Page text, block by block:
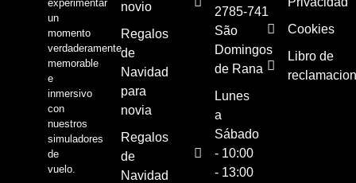
experimentar
un
momento
verdaderamente
memorable
e
inmersivo
con
nuestros
simuladores
de
vuelo.
novio
Regalos
de
Navidad
para
novia
Regalos
de
Navidad
2785-741
São
Domingos
de Rana
Lunes
a
Sábado
- 10:00
- 13:00
Cookies
Libro de